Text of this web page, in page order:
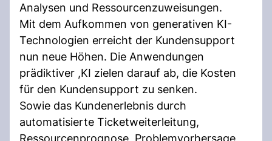
Analysen und Ressourcenzuweisungen.
Mit dem Aufkommen von generativen KI-
Technologien erreicht der Kundensupport
nun neue Höhen. Die Anwendungen
prädiktiver ,KI zielen darauf ab, die Kosten
für den Kundensupport zu senken.
Sowie das Kundenerlebnis durch
automatisierte Ticketweiterleitung,
Ressourcenprognose, Problemvorhersage